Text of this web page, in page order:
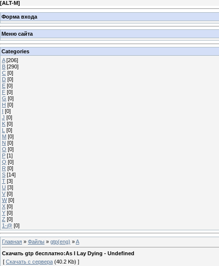
[ALT-M]
Форма входа
Меню сайта
Categories
A [206]
B [290]
C [0]
D [0]
E [0]
F [0]
G [0]
H [0]
I [0]
J [0]
K [0]
L [0]
M [0]
N [0]
O [0]
P [1]
Q [0]
R [0]
S [14]
T [3]
U [3]
V [0]
W [0]
X [0]
Y [0]
Z [0]
1-@ [0]
Главная » Файлы » gtp(eng) »A
Скачать gtp бесплатно:As I Lay Dying - Undefined
[ Скачать с сервера (40.2 Kb) ]